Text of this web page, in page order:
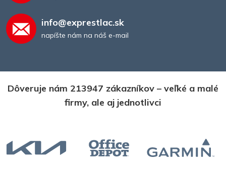
info@exprestlac.sk
napíšte nám na náš e-mail
Dôveruje nám 213947 zákazníkov – veľké a malé
firmy, ale aj jednotlivci